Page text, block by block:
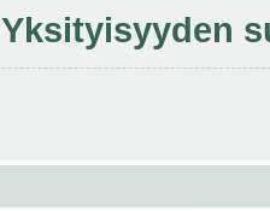
Yksityisyyden